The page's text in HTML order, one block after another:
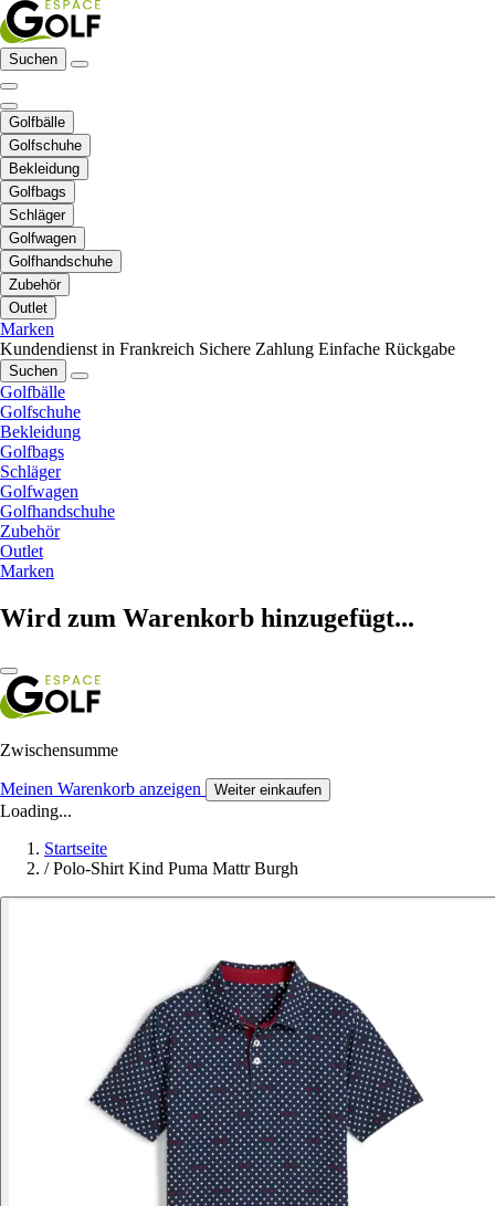
Suchen
Golfbälle
Golfschuhe
Bekleidung
Golfbags
Schläger
Golfwagen
Golfhandschuhe
Zubehör
Outlet
Marken
Kundendienst in Frankreich Sichere Zahlung Einfache Rückgabe
Suchen
Golfbälle
Golfschuhe
Bekleidung
Golfbags
Schläger
Golfwagen
Golfhandschuhe
Zubehör
Outlet
Marken
Wird zum Warenkorb hinzugefügt...
Zwischensumme
Meinen Warenkorb anzeigen Weiter einkaufen
Loading...
Startseite
/ Polo-Shirt Kind Puma Mattr Burgh